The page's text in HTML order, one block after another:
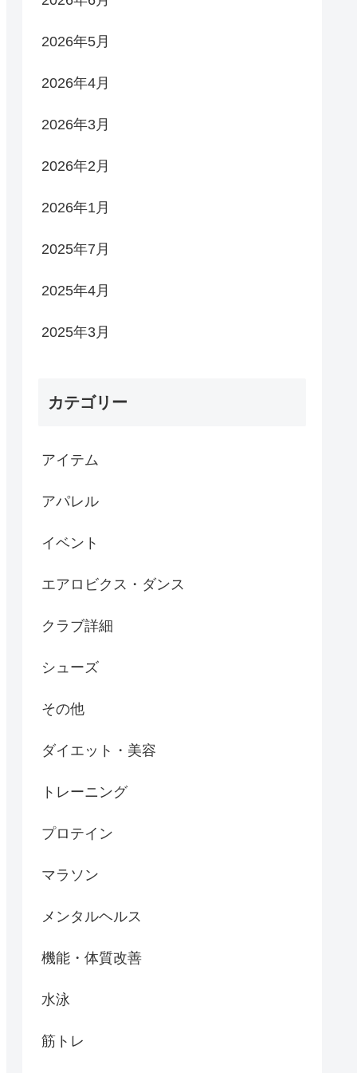
2026年5月
2026年4月
2026年3月
2026年2月
2026年1月
2025年7月
2025年4月
2025年3月
カテゴリー
アイテム
アパレル
イベント
エアロビクス・ダンス
クラブ詳細
シューズ
その他
ダイエット・美容
トレーニング
プロテイン
マラソン
メンタルヘルス
機能・体質改善
水泳
筋トレ